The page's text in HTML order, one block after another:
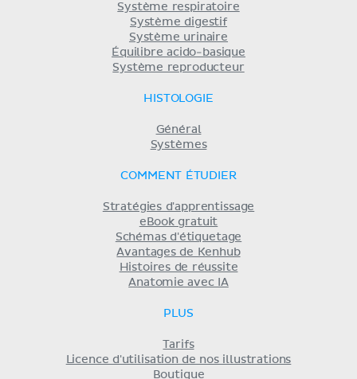
Système respiratoire
Système digestif
Système urinaire
Équilibre acido-basique
Système reproducteur
HISTOLOGIE
Général
Systèmes
COMMENT ÉTUDIER
Stratégies d'apprentissage
eBook gratuit
Schémas d'étiquetage
Avantages de Kenhub
Histoires de réussite
Anatomie avec IA
PLUS
Tarifs
Licence d'utilisation de nos illustrations
Boutique